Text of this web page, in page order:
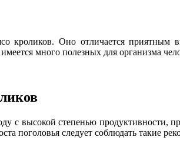
кроликов. Оно отличается приятным
много полезных для организма
с высокой степенью
поголовья следует соблюдать такие